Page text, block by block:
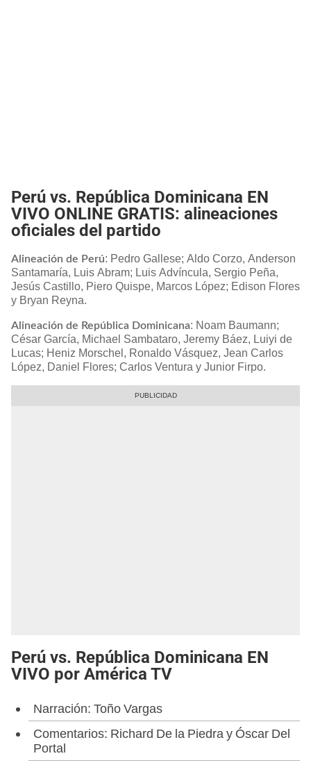
Perú vs. República Dominicana EN
VIVO ONLINE GRATIS: alineaciones
oficiales del partido
Alineación de Perú: Pedro Gallese; Aldo Corzo, Anderson
Santamaría, Luis Abram; Luis Advíncula, Sergio Peña,
Jesús Castillo, Piero Quispe, Marcos López; Edison Flores
y Bryan Reyna.
Alineación de República Dominicana: Noam Baumann;
César García, Michael Sambataro, Jeremy Báez, Luiyi de
Lucas; Heniz Morschel, Ronaldo Vásquez, Jean Carlos
López, Daniel Flores; Carlos Ventura y Junior Firpo.
Perú vs. República Dominicana EN
VIVO por América TV
Narración: Toño Vargas
Comentarios: Richard De la Piedra y Óscar Del
Portal